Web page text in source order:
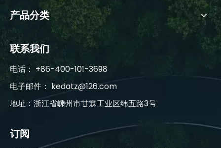
产品分类
联系我们
电话： +86-400-101-3698
电子邮件： kedatz@126.com
地址：浙江省嵊州市甘霖工业区纬五路3号
订阅